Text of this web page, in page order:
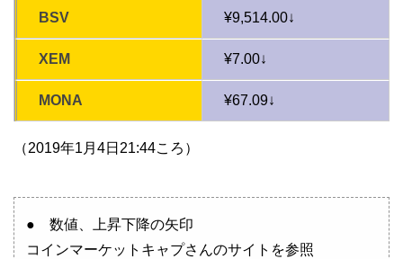
BSV ¥9,514.00↓
XEM ¥7.00↓
MONA ¥67.09↓
（2019年1月4日21:44ころ）
● 数値、上昇下降の矢印
コインマーケットキャプさんのサイトを参照